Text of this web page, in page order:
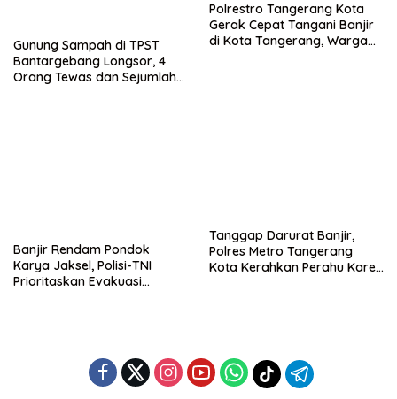
Gunung Sampah di TPST
Bantargebang Longsor, 4
Orang Tewas dan Sejumlah
Polrestro Tangerang Kota
Gerak Cepat Tangani Banjir
di Kota Tangerang, Warga
Banjir Rendam Pondok
Karya Jaksel, Polisi-TNI
Prioritaskan Evakuasi
Tanggap Darurat Banjir,
Polres Metro Tangerang
Kota Kerahkan Perahu Karet